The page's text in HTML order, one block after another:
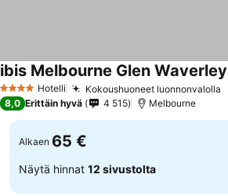
4 Tähtiluokitus
Hotelli Kokoushuoneet luonnonvalolla
ibis Melbourne Glen Waverley
8,0 Erittäin hyvä 4 515 Melbourne
Alkaen 65 €
Näytä hinnat 12 sivustolta